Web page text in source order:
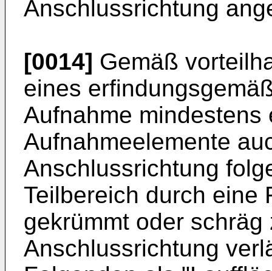
Anschlussrichtung
[0014] Gemäß
eines
Aufnahme mindestens
Aufnahmeelemente
Anschlussrichtung
Teilbereich durch eine
gekrümmt oder
Anschlussrichtung